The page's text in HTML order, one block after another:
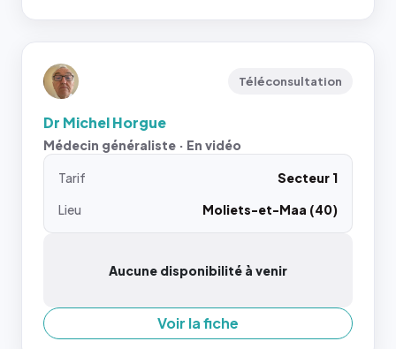
Téléconsultation
Dr Michel Horgue
Médecin généraliste · En vidéo
Tarif
Secteur 1
Lieu
Moliets-et-Maa (40)
Aucune disponibilité à venir
Voir la fiche